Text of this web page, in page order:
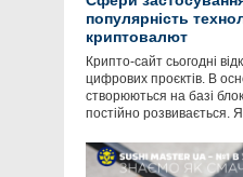
популярність
криптовалют
Крипто-сайт сьогодні
цифрових проєктів. В
створюються на базі
постійно розвивається.